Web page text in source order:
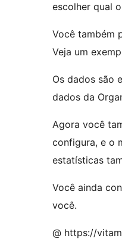
escolher qual
Você também
Veja um
Os dados são
dados da
Agora você
configura, e o
estatísticas
Você ainda
você.
@ https://